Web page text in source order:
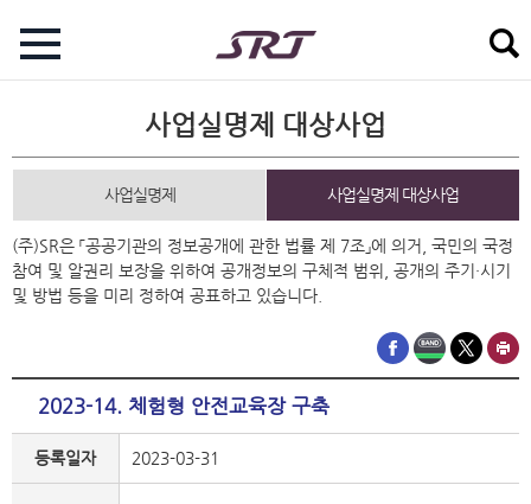
사업실명제 대상사업
사업실명제 사업실명제 대상사업
(주)SR은 「공공기관의 정보공개에 관한 법률 제 7조」에 의거, 국민의 국정
참여 및 알권리 보장을 위하여 공개정보의 구체적 범위, 공개의 주기·시기
및 방법 등을 미리 정하여 공표하고 있습니다.
2023-14. 체험형 안전교육장 구축
등록일자 2023-03-31